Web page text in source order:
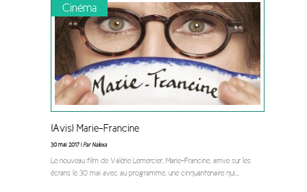
Cinéma
[Avis] Marie-Francine
30 mai 2017 |Par Nalexa
Le nouveau film de Valérie Lemercier, Marie-Francine, arrive sur les
écrans le 30 mai avec au programme, une cinquantenaire qui...